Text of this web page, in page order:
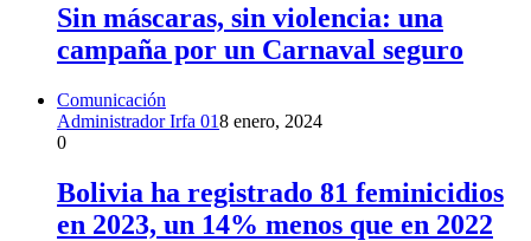
Sin máscaras, sin violencia: una
campaña por un Carnaval seguro
Comunicación
Administrador Irfa 018 enero, 2024
0
Bolivia ha registrado 81 feminicidios
en 2023, un 14% menos que en 2022